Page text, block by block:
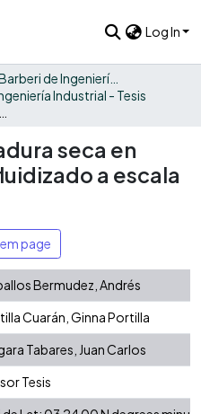
Log In
Facultad Barberi de Ingeniería, Diseño y Ciencias Aplicadas
Industrial - Tesis
seca en
a escala
page
Bermudez, Andrés
Cuarán, Ginna Portilla
Tabares, Juan Carlos
Tesis